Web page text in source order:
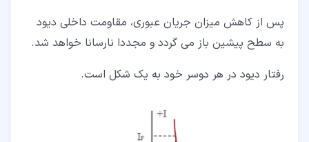
پس از کاهش میزان جریان عبوری، مقاومت داخلی دیود
به سطح پیشین باز می گردد و مجددا نارسانا خواهد شد.
رفتار دیود در هر دوسر خود به یک شکل است.